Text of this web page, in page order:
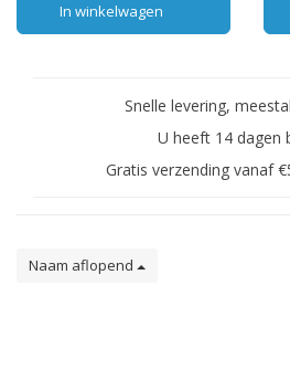
In winkelwagen
Snelle levering,
U heeft 14 dagen
Gratis verzending vanaf
Naam aflopend